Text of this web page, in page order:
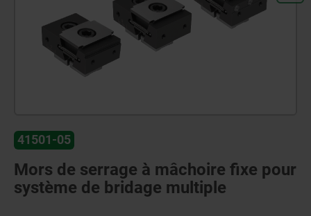
41501-05
Mors de serrage à mâchoire fixe pour
système de bridage multiple